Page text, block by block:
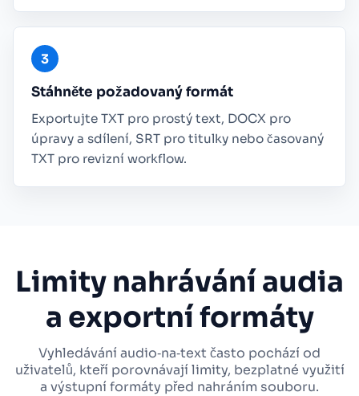
Stáhněte požadovaný formát
Exportujte TXT pro prostý text, DOCX pro
úpravy a sdílení, SRT pro titulky nebo časovaný
TXT pro revizní workflow.
Limity nahrávání audia
a exportní formáty
Vyhledávání audio‑na‑text často pochází od
uživatelů, kteří porovnávají limity, bezplatné využití
a výstupní formáty před nahráním souboru.